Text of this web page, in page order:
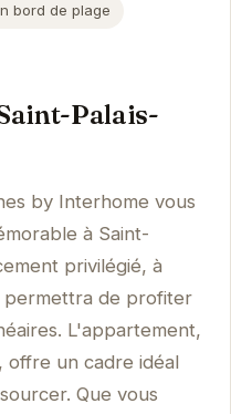
bord de plage
Palais-
by Interhome vous
à Saint-
privilégié, à
permettra de profiter
L'appartement,
un cadre idéal
Que vous